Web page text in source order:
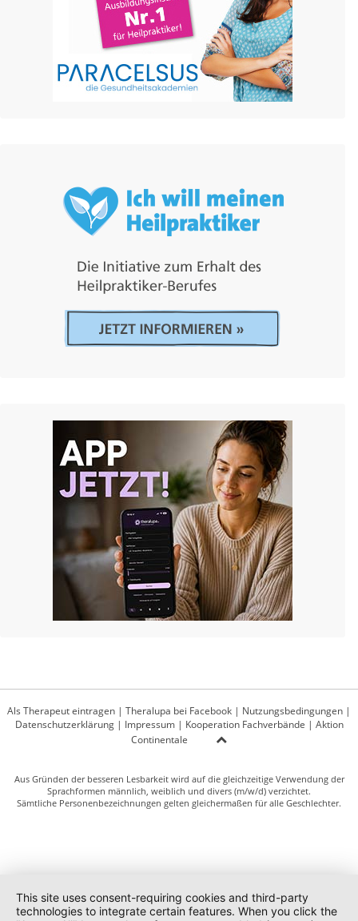
Als Therapeut eintragen | Theralupa bei Facebook | Nutzungsbedingungen |
Datenschutzerklärung| Impressum| Kooperation Fachverbände | Aktion
Continentale
Aus Gründen der besseren Lesbarkeit wird auf die gleichzeitige Verwendung der
Sprachformen männlich, weiblich und divers (m/w/d) verzichtet.
Sämtliche Personenbezeichnungen gelten gleichermaßen für alle Geschlechter.
This site uses consent-requiring cookies and third-party
technologies to integrate certain features. When you click the